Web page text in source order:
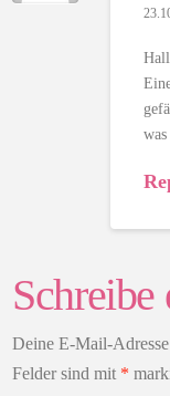
Deine E-Mail-
Felder sind mit *